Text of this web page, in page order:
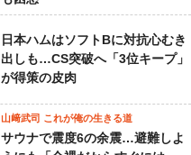
日本ハムはソフトBに対抗心むき
出しも…CS突破へ「3位キープ」
が得策の皮肉
山﨑武司 これが俺の生きる道
サウナで震度6の余震…避難しよ